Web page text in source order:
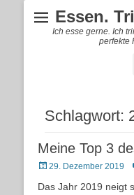
Essen.
Ich esse gerne. Ich
perfekte
Schlagwort:
Meine Top 3
Posted29. Dezember 2019
Das Jahr 2019 neigt